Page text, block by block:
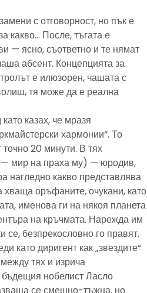
с отговорност, но пък е
какво… После, тъгата е
— ясно, съответно и те нямат
абсент. Концепцията за
е илюзорен, чашата с
тя може да е реална
казах, че мразя
хармонии“. То
20 минути. В тях
мир на праха му) — юродив,
какво представлява
оръфаните, очукани, като
именова ги на някоя планета
на кръчмата. Нарежда им
се, безпрекословно го правят.
като диригент как „звездите“
тях и изрича
бъдещия нобелист Ласло